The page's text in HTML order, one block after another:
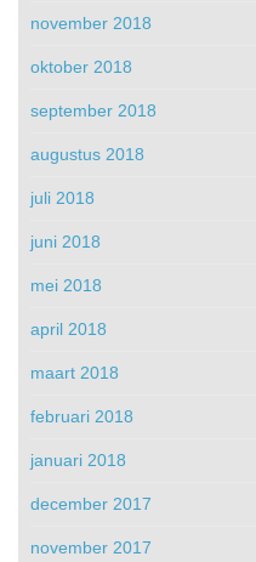
november 2018
oktober 2018
september 2018
augustus 2018
juli 2018
juni 2018
mei 2018
april 2018
maart 2018
februari 2018
januari 2018
december 2017
november 2017